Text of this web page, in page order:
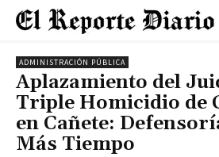
ADMINISTRACIÓN PÚBLICA
Aplazamiento del
Triple Homicidio de
en Cañete:
Más Tiempo